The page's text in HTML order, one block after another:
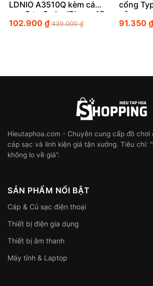
LDNIO A3510Q kèm cáp
sạc C to C cho iPhone 15
102.900 ₫ 439.000₫
cổng
gập
91.350₫
Hieutaphoa.com - Chuyên cung cấp đồ chơi
cáp sạc và linh kiện giá tận xưởng. Tiêu chí:
không lo về giá".
SẢN PHẨM NỔI BẬT
Cáp & Củ sạc điện thoại
Thiết bị điện gia dụng
Thiết bị âm thanh
Máy tính & Laptop